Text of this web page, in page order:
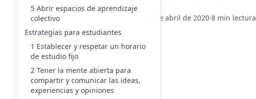
29 de abril de 2020·8 min lectura
5 Abrir espacios de aprendizaje
colectivo
Estrategias para estudiantes
1 Establecer y respetar un horario
de estudio fijo
2 Tener la mente abierta para
compartir y comunicar las ideas,
experiencias y opiniones